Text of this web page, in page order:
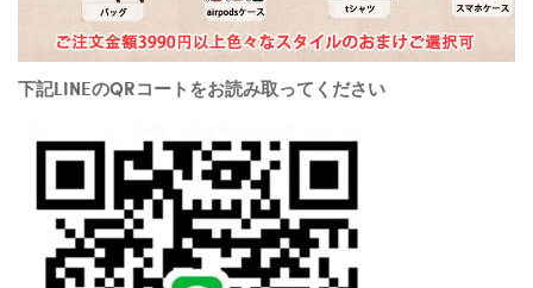
下記LINEのQRコートをお読み取ってください